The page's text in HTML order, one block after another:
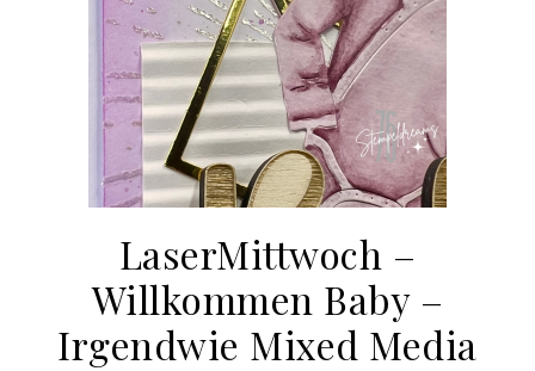
LaserMittwoch –
Willkommen Baby –
Irgendwie Mixed Media